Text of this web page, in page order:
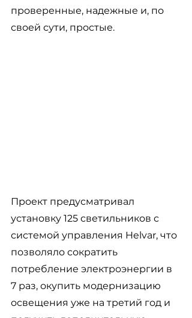
проверенные, надежные и, по
своей сути, простые.
Проект предусматривал
установку 125 светильников с
системой управления Helvar, что
позволяло сократить
потребление электроэнергии в
7 раз, окупить модернизацию
освещения уже на третий год и